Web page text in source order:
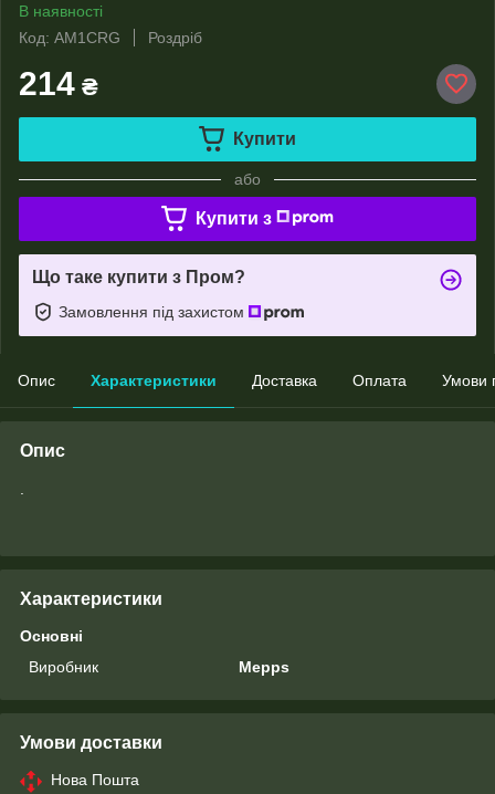
В наявності
Код: AM1CRG
Роздріб
214 ₴
Купити
або
Купити з
Що таке купити з Пром?
Замовлення під захистом
Опис Характеристики Доставка Оплата Умови
Опис
Характеристики
Основні
Виробник
Mepps
Умови доставки
Нова Пошта